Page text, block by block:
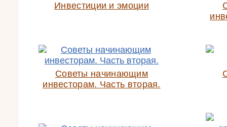
Инвестиции и эмоции
Советы начинающим
инвесторам. Часть вторая.